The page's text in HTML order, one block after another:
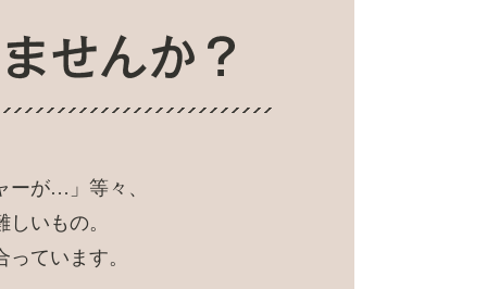
ーが…」等々、
いもの。
ています。